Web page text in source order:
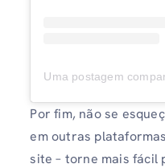
Por fim, não se
em outras
site – torne mais fácil